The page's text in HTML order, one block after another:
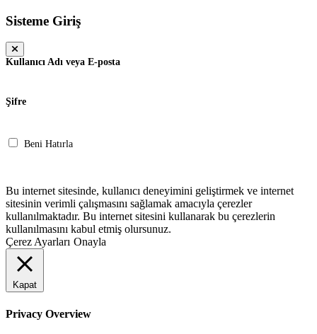
Sisteme Giriş
Kullanıcı Adı veya E-posta
Şifre
Beni Hatırla
Bu internet sitesinde, kullanıcı deneyimini geliştirmek ve internet
sitesinin verimli çalışmasını sağlamak amacıyla çerezler
kullanılmaktadır. Bu internet sitesini kullanarak bu çerezlerin
kullanılmasını kabul etmiş olursunuz.
Çerez Ayarları Onayla
Kapat
Privacy Overview